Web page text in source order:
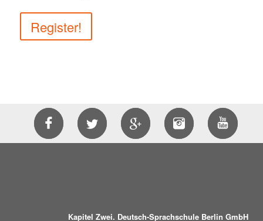
Register!
Kapitel Zwei. Deutsch-Sprachschule Berlin GmbH